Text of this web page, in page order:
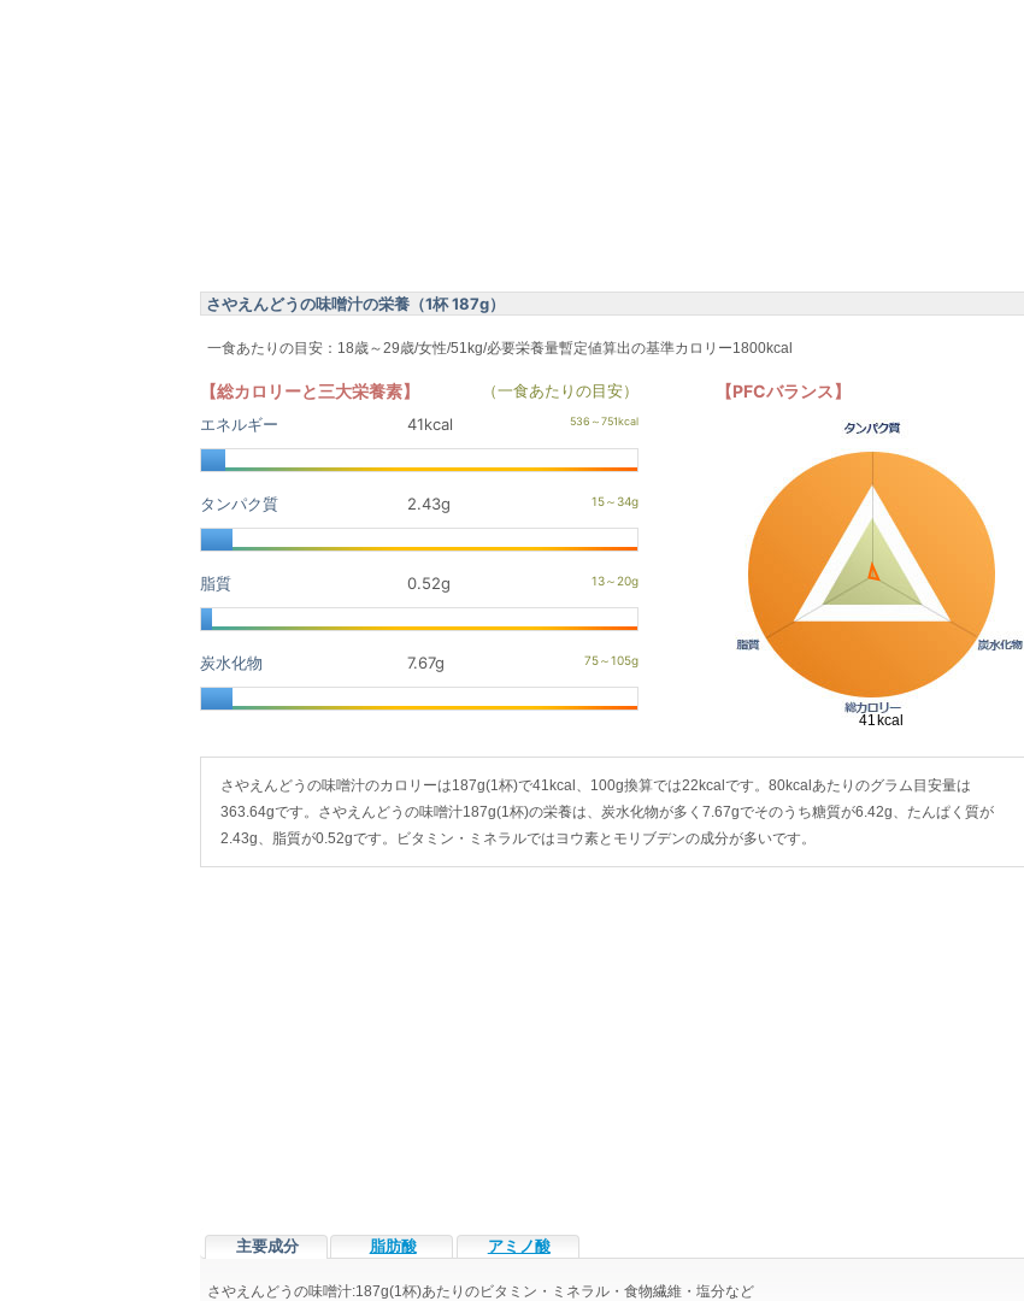
さやえんどうの味噌汁の栄養（1杯 187g）
一食あたりの目安：18歳～29歳/女性/51kg/必要栄養量暫定値算出の基準カロリー1800kcal
【総カロリーと三大栄養素】
（一食あたりの目安）
エネルギー
41kcal
タンパク質 2.43g
脂質 0.52g
炭水化物 7.67g
【PFCバランス】
さやえんどうの味噌汁のカロリーは187g(1杯)で41kcal、100g換算では22kcalです。80kcalあたりのグラム目安量は
363.64gです。さやえんどうの味噌汁187g(1杯)の栄養は、炭水化物が多く7.67gでそのうち糖質が6.42g、たんぱく質が
2.43g、脂質が0.52gです。ビタミン・ミネラルではヨウ素とモリブデンの成分が多いです。
主要成分 脂肪酸 アミノ酸
さやえんどうの味噌汁:187g(1杯)あたりのビタミン・ミネラル・食物繊維・塩分など